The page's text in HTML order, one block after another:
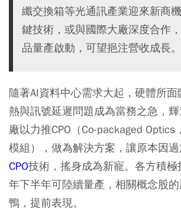
纖交換箱等光通訊產業迎來新商
鍵技術，或與國際大廠深度合作
品量產啟動，可望挹注營收成長。
隨著AI資料中心需求大起，硬體所
熱與訊號延遲問題成為當務之急，
廠以力推CPO（Co-packaged Optics
模組），做為解決方案，讓原本因
CPO技術，搖身成為新寵。各方積
年下半年可陸續量產，相關概念股
鴨，提前表現。